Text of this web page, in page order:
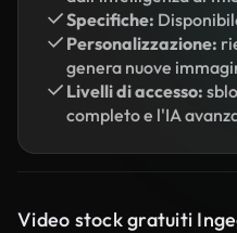
Specifiche:
Personalizzazione:
genera nuove
Livelli di accesso:
completo e l'IA
Video stock gratuiti